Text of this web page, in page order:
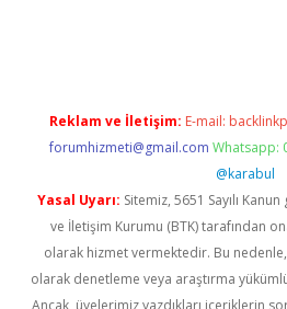
Reklam ve İletişim: E-mail:
forumhizmeti@gmail.com Whatsapp:
@karabul
Yasal Uyarı: Sitemiz, 5651 Sayılı
ve İletişim Kurumu (BTK) tarafından
olarak hizmet vermektedir. Bu
olarak denetleme veya araştırma
Ancak, üyelerimiz yazdıkları içeriklerin